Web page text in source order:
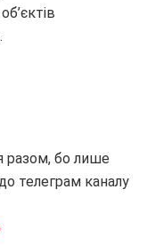
разом, бо лише
телеграм каналу